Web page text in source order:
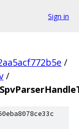
Sign in
/
/